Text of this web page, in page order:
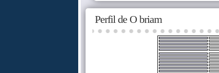
Perfil de O briam